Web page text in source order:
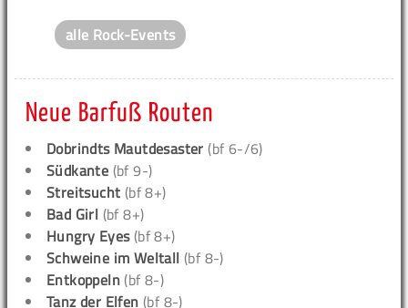
alle Rock-Events
Neue Barfuß Routen
Dobrindts Mautdesaster (bf 6-/6)
Südkante (bf 9-)
Streitsucht (bf 8+)
Bad Girl (bf 8+)
Hungry Eyes(bf 8+)
Schweine im Weltall (bf 8-)
Entkoppeln (bf 8-)
Tanz der Elfen (bf 8-)